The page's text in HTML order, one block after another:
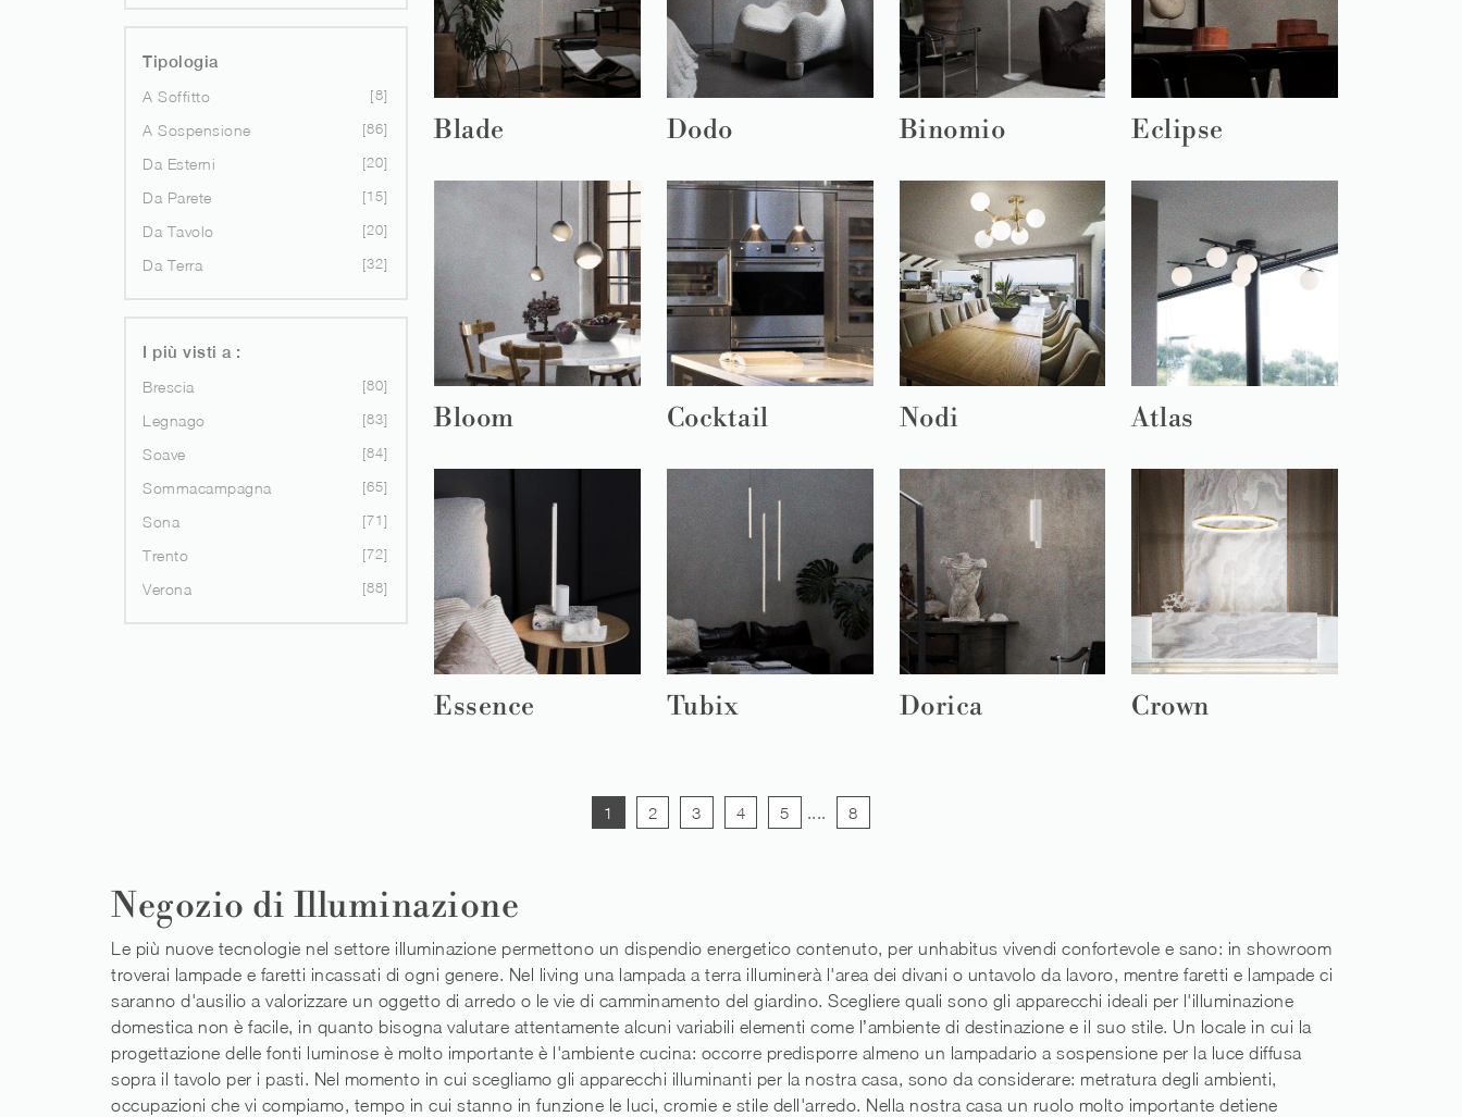
Tipologia
A Soffitto
8
A Sospensione 86
Da Esterni 20
Da Parete 15
Da Tavolo 20
Da Terra 32
I più visti a :
Brescia
80
Legnago 83
Soave 84
Sommacampagna 65
Sona 71
Trento 72
Verona 88
Blade Dodo Binomio Eclipse
Bloom Cocktail Nodi Atlas
Essence Tubix Dorica Crown
1 2 3 4 5 .... 8
Negozio di Illuminazione
Le più nuove tecnologie nel settore illuminazione permettono un dispendio energetico contenuto, per unhabitus vivendi confortevole e sano: in showroom
troverai lampade e faretti incassati di ogni genere. Nel living una lampada a terra illuminerà l'area dei divani o untavolo da lavoro, mentre faretti e lampade ci
saranno d'ausilio a valorizzare un oggetto di arredo o le vie di camminamento del giardino. Scegliere quali sono gli apparecchi ideali per l'illuminazione
domestica non è facile, in quanto bisogna valutare attentamente alcuni variabili elementi come l’ambiente di destinazione e il suo stile. Un locale in cui la
progettazione delle fonti luminose è molto importante è l'ambiente cucina: occorre predisporre almeno un lampadario a sospensione per la luce diffusa
sopra il tavolo per i pasti. Nel momento in cui scegliamo gli apparecchi illuminanti per la nostra casa, sono da considerare: metratura degli ambienti,
occupazioni che vi compiamo, tempo in cui stanno in funzione le luci, cromie e stile dell'arredo. Nella nostra casa un ruolo molto importante detiene